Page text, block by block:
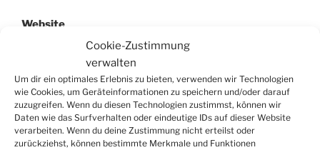
Cookie-Zustimmung
verwalten
Um dir ein optimales Erlebnis zu bieten, verwenden wir Technologien
wie Cookies, um Geräteinformationen zu speichern und/oder darauf
zuzugreifen. Wenn du diesen Technologien zustimmst, können wir
Daten wie das Surfverhalten oder eindeutige IDs auf dieser Website
verarbeiten. Wenn du deine Zustimmung nicht erteilst oder
zurückziehst, können bestimmte Merkmale und Funktionen
Website